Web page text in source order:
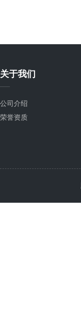
关于我们
公司介绍
荣誉资质